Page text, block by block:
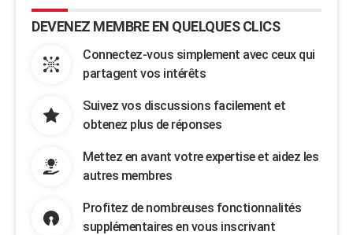
DEVENEZ MEMBRE EN QUELQUES CLICS
Connectez-vous simplement avec ceux qui
partagent vos intérêts
Suivez vos discussions facilement et
obtenez plus de réponses
Mettez en avant votre expertise et aidez les
autres membres
Profitez de nombreuses fonctionnalités
supplémentaires en vous inscrivant